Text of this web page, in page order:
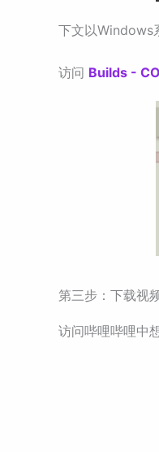
下文以Windows
访问 Builds -
第三步：下载视
访问哔哩哔哩中